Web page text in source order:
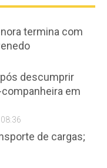
termina com
descumprir
em
de cargas;